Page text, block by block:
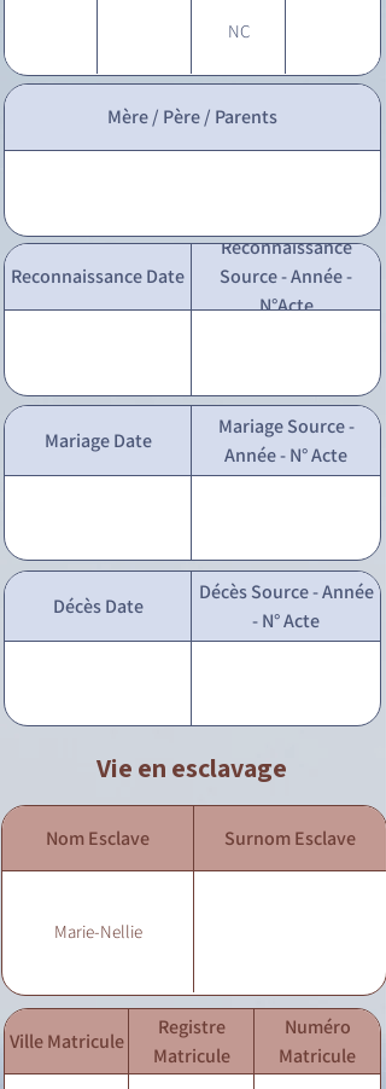
NC
Mère / Père / Parents
Reconnaissance Date
Reconnaissance
Source - Année -
N°Acte
Mariage Date
Mariage Source -
Année - N° Acte
Décès Date
Décès Source - Année
- N° Acte
Vie en esclavage
Nom Esclave Surnom Esclave
Marie-Nellie
Ville Matricule
Registre
Matricule
Numéro
Matricule